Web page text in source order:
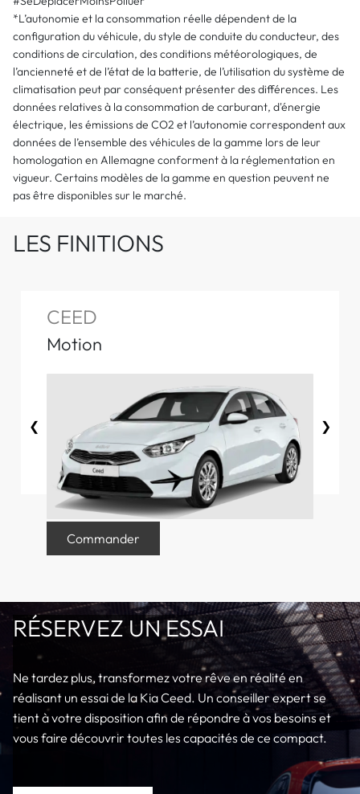
*L’autonomie et la consommation réelle dépendent de la
configuration du véhicule, du style de conduite du conducteur, des
conditions de circulation, des conditions météorologiques, de
l’ancienneté et de l’état de la batterie, de l’utilisation du système de
climatisation peut par conséquent présenter des différences. Les
données relatives à la consommation de carburant, d'énergie
électrique, les émissions de CO2 et l’autonomie correspondent aux
données de l’ensemble des véhicules de la gamme lors de leur
homologation en Allemagne conforment à la réglementation en
vigueur. Certains modèles de la gamme en question peuvent ne
pas être disponibles sur le marché.
LES FINITIONS
❮
CEED
Motion
Commander
❯
RÉSERVEZ UN ESSAI
Ne tardez plus, transformez votre rêve en réalité en
réalisant un essai de la Kia Ceed. Un conseiller expert se
tient à votre disposition afin de répondre à vos besoins et
vous faire découvrir toutes les capacités de ce compact.